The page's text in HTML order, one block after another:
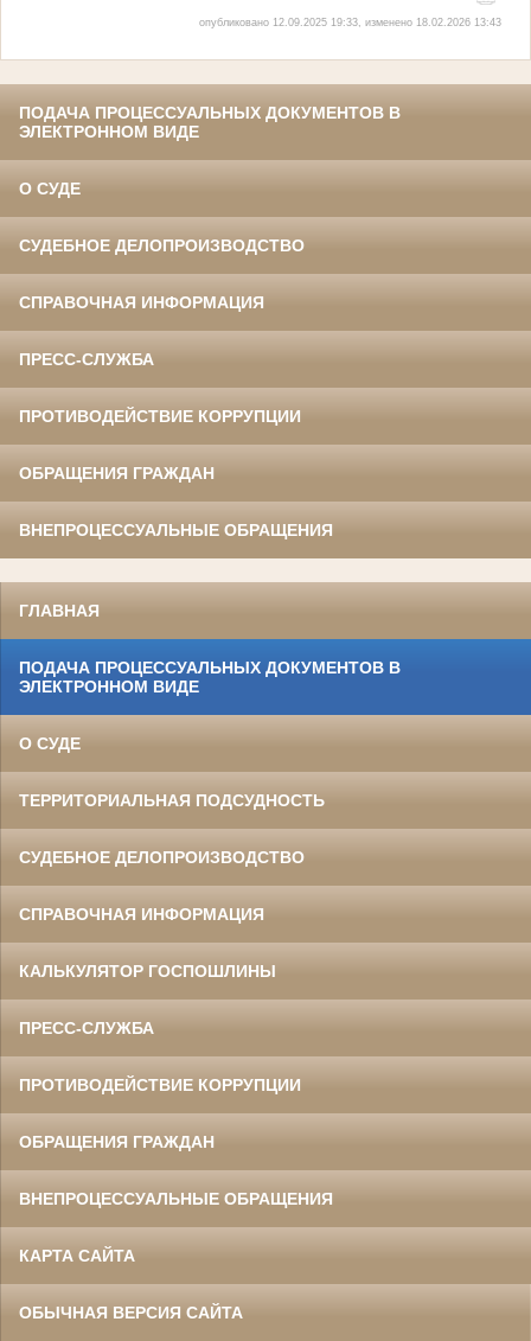
опубликовано 12.09.2025 19:33, изменено 18.02.2026 13:43
ПОДАЧА ПРОЦЕССУАЛЬНЫХ ДОКУМЕНТОВ В
ЭЛЕКТРОННОМ ВИДЕ
О СУДЕ
СУДЕБНОЕ ДЕЛОПРОИЗВОДСТВО
СПРАВОЧНАЯ ИНФОРМАЦИЯ
ПРЕСС-СЛУЖБА
ПРОТИВОДЕЙСТВИЕ КОРРУПЦИИ
ОБРАЩЕНИЯ ГРАЖДАН
ВНЕПРОЦЕССУАЛЬНЫЕ ОБРАЩЕНИЯ
ГЛАВНАЯ
ПОДАЧА ПРОЦЕССУАЛЬНЫХ ДОКУМЕНТОВ В
ЭЛЕКТРОННОМ ВИДЕ
О СУДЕ
ТЕРРИТОРИАЛЬНАЯ ПОДСУДНОСТЬ
СУДЕБНОЕ ДЕЛОПРОИЗВОДСТВО
СПРАВОЧНАЯ ИНФОРМАЦИЯ
КАЛЬКУЛЯТОР ГОСПОШЛИНЫ
ПРЕСС-СЛУЖБА
ПРОТИВОДЕЙСТВИЕ КОРРУПЦИИ
ОБРАЩЕНИЯ ГРАЖДАН
ВНЕПРОЦЕССУАЛЬНЫЕ ОБРАЩЕНИЯ
КАРТА САЙТА
ОБЫЧНАЯ ВЕРСИЯ САЙТА